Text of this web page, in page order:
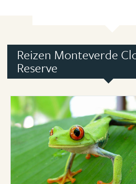
Reizen Monteverde
Reserve